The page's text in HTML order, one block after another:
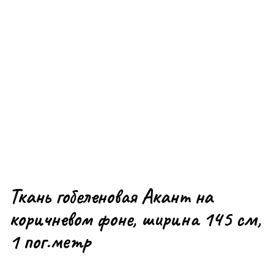
Ткань гобеленовая Акант на
коричневом фоне, ширина 145 см,
1 пог.метр